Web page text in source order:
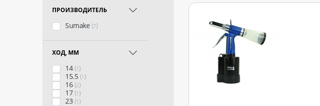
ПРОИЗВОДИТЕЛЬ
Sumake (7)
ХОД, ММ
14(1 )
15.5(1 )
16(2)
17(1 )
23 (1 )